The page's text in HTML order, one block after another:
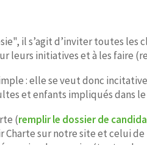
il s’agit d’inviter toutes
leurs initiatives et à les faire
: elle se veut donc
et enfants impliqués dans
(remplir le dossier de
Charte sur notre site et celui